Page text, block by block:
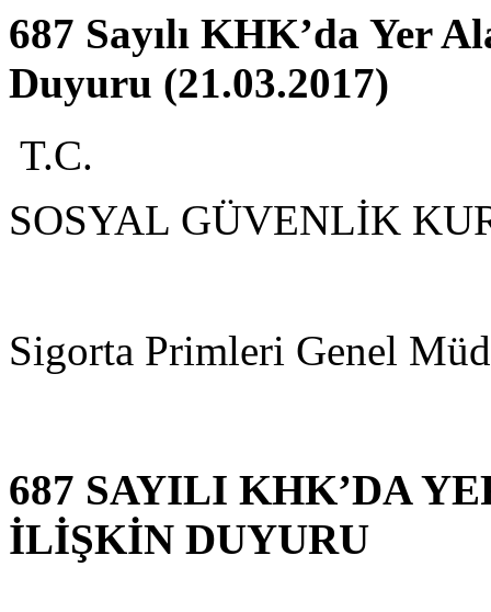
687 Sayılı KHK’da Yer
Duyuru (21.03.2017)
T.C.
SOSYAL GÜVENLİK
Sigorta Primleri Genel
687 SAYILI KHK’DA
İLİŞKİN DUYURU